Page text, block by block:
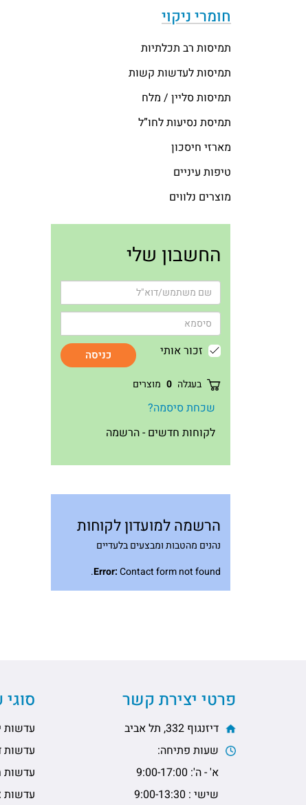
חומרי ניקוי
תמיסות רב תכלתיות
תמיסות לעדשות קשות
תמיסות סליין / מלח
תמיסת נסיעות לחו”ל
מארזי חיסכון
טיפות עיניים
מוצרים נלווים
החשבון שלי
זכור אותי כניסה
בעגלה 0 מוצרים
שכחת סיסמה?
לקוחות חדשים - הרשמה
הרשמה למועדון לקוחות
נהנים מהטבות ומבצעים בלעדיים
Error:Contact form not found.
פרטי יצירת קשר
דיזנגוף 332, תל אביב
שעות פתיחה:
א' - ה': 9:00-17:00
שישי : 9:00-13:30
עדשות
עדשות
עדשות
עדשות